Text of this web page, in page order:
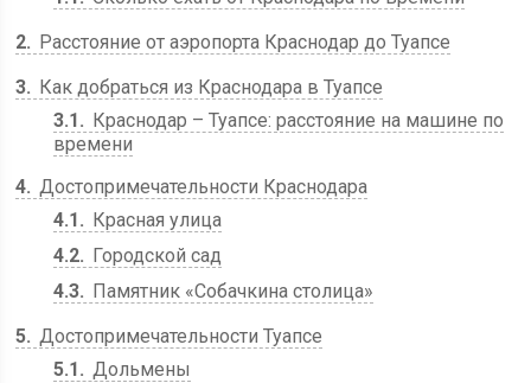
2
Расстояние от аэропорта Краснодар до Туапсе
3
Как добраться из Краснодара в Туапсе
3.1
Краснодар – Туапсе: расстояние на машине по
времени
4 Достопримечательности Краснодара
4.1
Красная улица
4.2
Городской сад
4.3
Памятник «Собачкина столица»
5 Достопримечательности Туапсе
5.1
Дольмены